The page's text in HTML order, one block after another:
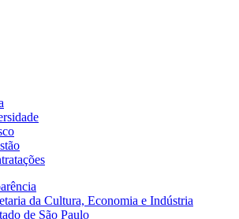
da Cultura, Economia e Indústria
de São Paulo